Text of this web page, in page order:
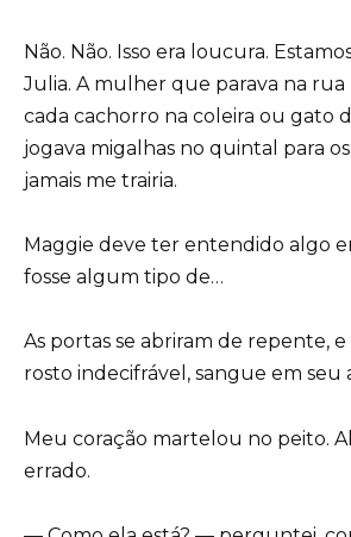
Não. Não. Isso era loucura.
Julia. A mulher que parava na rua
cada cachorro na coleira ou gato
jogava migalhas no quintal para os
jamais me trairia.
Maggie deve ter entendido algo
fosse algum tipo de…
As portas se abriram de repente, e
rosto indecifrável, sangue em seu
Meu coração martelou no peito.
errado.